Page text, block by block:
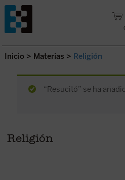
Saltar al contenido.
Inicio > Materias > Religión
“Resucitó” se ha
Religión